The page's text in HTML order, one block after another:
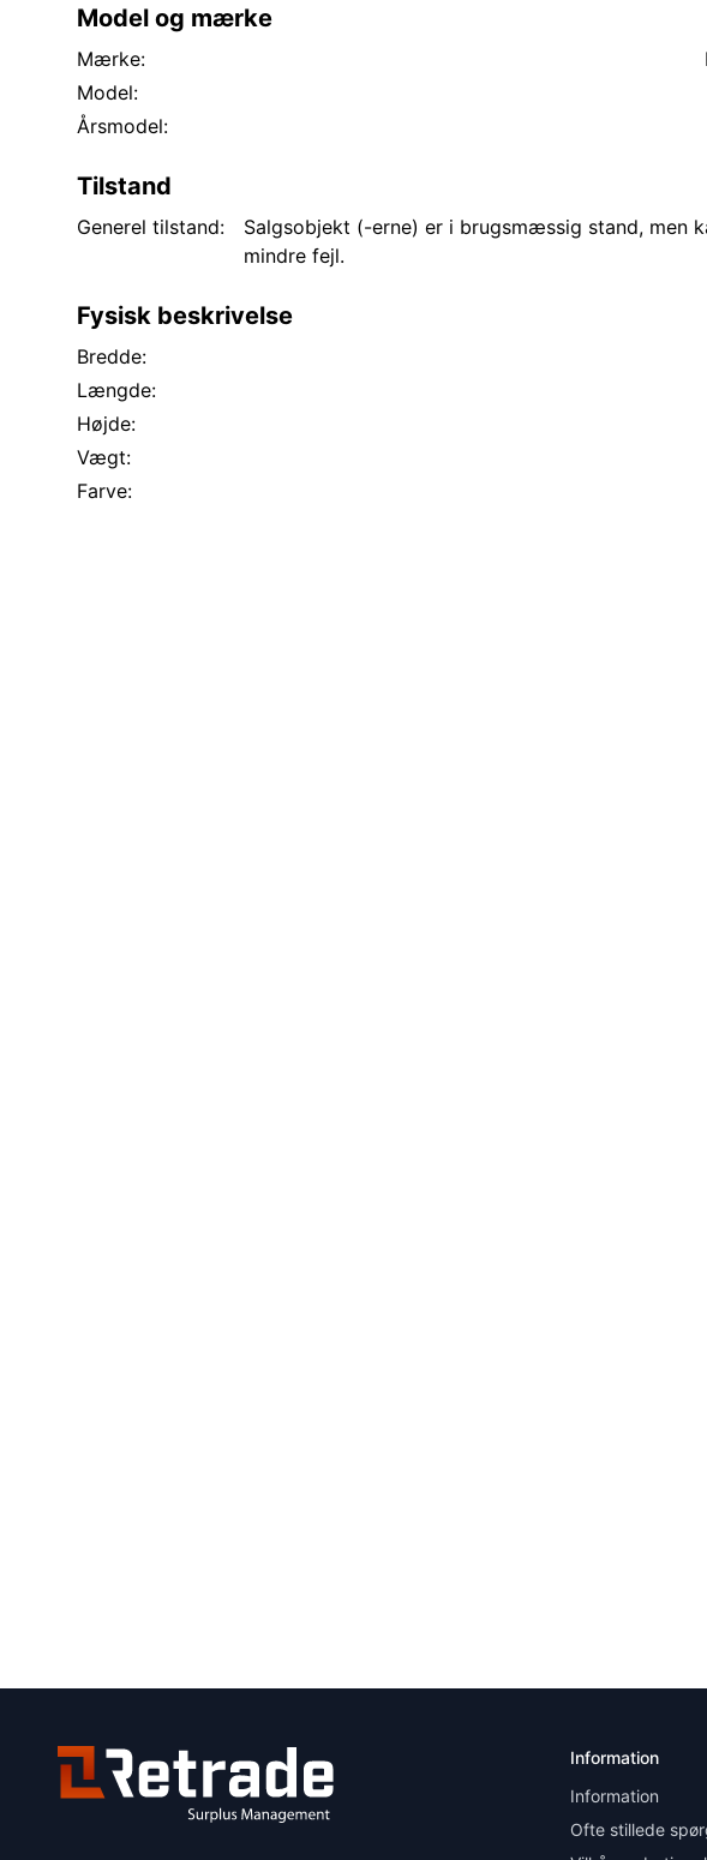
Model og mærke
Mærke:
Model:
Årsmodel:
Tilstand
Generel tilstand:
Salgsobjekt (-erne) er i brugsmæssig stand, men
mindre fejl.
Fysisk beskrivelse
Bredde:
Længde:
Højde:
Vægt:
Farve:
Information
Information
Ofte stillede